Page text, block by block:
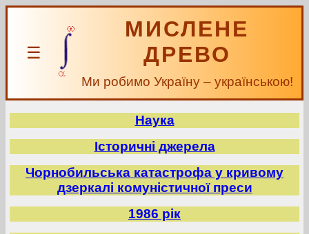
☰
МИСЛЕНЕ
ДРЕВО
Ми робимо Україну – українською!
Наука
Історичні джерела
Чорнобильська катастрофа у кривому
дзеркалі комуністичної преси
1986 рік